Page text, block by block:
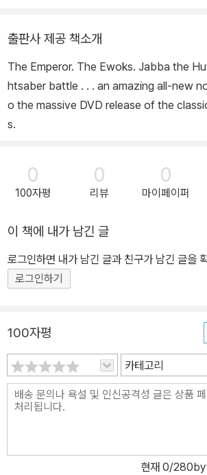
출판사 제공 책소개
The Emperor. The Ewoks. Jabba the
htsaber battle . . . an amazing all-new
o the massive DVD release of the
s.
0
100자평
0
리뷰
0
마이페이퍼
이 책에 내가 남긴 글
로그인하면 내가 남긴 글과 친구가 남긴 글을
로그인하기
100자평
카테고리
현재 0/